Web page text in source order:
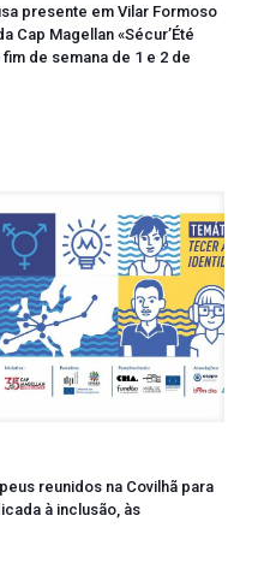
presente em Vilar Formoso
Cap Magellan «Sécur’Été
de semana de 1 e 2 de
reunidos na Covilhã para
à inclusão, às